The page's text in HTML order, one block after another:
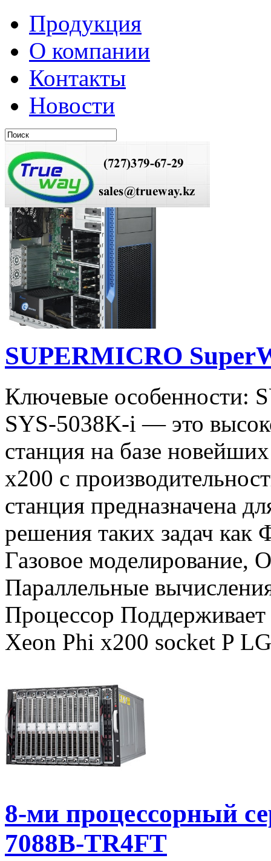
Продукция
О компании
Контакты
Новости
SUPERMICRO
Ключевые особенности:
SYS-5038K-i — это
станция на базе
x200 с
станция предназначена
решения таких задач
Газовое моделирование,
Параллельные
Процессор
Xeon Phi x200 socket P
8-ми процессорный
7088B-TR4FT